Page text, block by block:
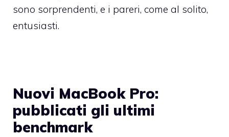
sono sorprendenti, e i pareri, come al solito,
entusiasti.
Nuovi MacBook Pro:
pubblicati gli ultimi
benchmark